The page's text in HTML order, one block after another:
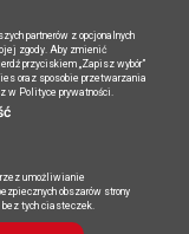
RSS
partnerów z opcjonalnych
zgody. Aby zmienić
przyciskiem „Zapisz wybór”
oraz sposobie przetwarzania
w Polityce prywatności.
umożliwianie
obszarów strony
bez tych ciasteczek.